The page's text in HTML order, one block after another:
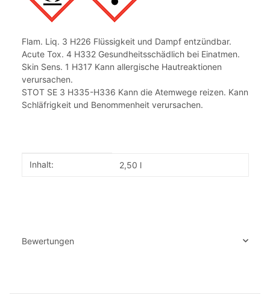
Flam. Liq. 3 H226 Flüssigkeit und Dampf entzündbar.
Acute Tox. 4 H332 Gesundheitsschädlich bei Einatmen.
Skin Sens. 1 H317 Kann allergische Hautreaktionen
verursachen.
STOT SE 3 H335-H336 Kann die Atemwege reizen. Kann
Schläfrigkeit und Benommenheit verursachen.
Produkteigenschaft
Wert
Inhalt: 2,50 l
Bewertungen